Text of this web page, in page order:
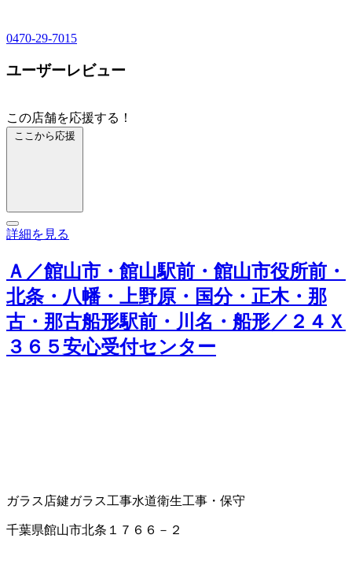
0470-29-7015
ユーザーレビュー
この店舗を応援する！
ここから応援
詳細を見る
Ａ／館山市・館山駅前・館山市役所前・
北条・八幡・上野原・国分・正木・那
古・那古船形駅前・川名・船形／２４Ｘ
３６５安心受付センター
ガラス店鍵ガラス工事水道衛生工事・保守
千葉県館山市北条１７６６－２